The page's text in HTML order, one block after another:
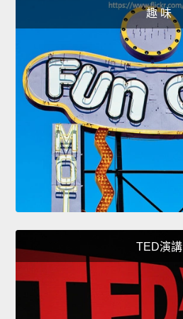
趣 味
TED演講